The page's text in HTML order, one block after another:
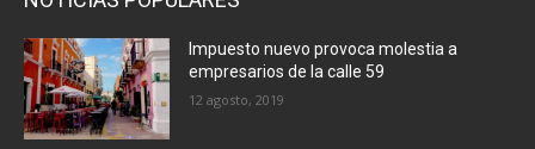
Impuesto nuevo provoca molestia a
empresarios de la calle 59
12 agosto, 2019